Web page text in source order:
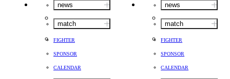
news
match
FIGHTER
SPONSOR
CALENDAR
news
match
FIGHTER
SPONSOR
CALENDAR